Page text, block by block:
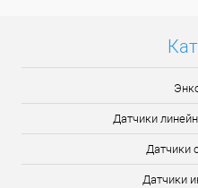
Датчики
Датчики
Датчики